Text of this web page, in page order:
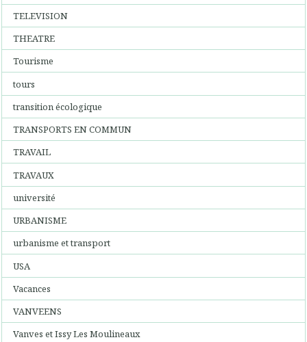
TELEVISION
THEATRE
Tourisme
tours
transition écologique
TRANSPORTS EN COMMUN
TRAVAIL
TRAVAUX
université
URBANISME
urbanisme et transport
USA
Vacances
VANVEENS
Vanves et Issy Les Moulineaux